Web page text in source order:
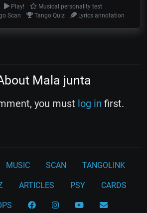
Play!
Musical personality test
Scan Tango Quiz Lyrics annotation
Mala junta
you must log in first.
MUSIC SCAN TANGOLINK
ARTICLES PSY CARDS